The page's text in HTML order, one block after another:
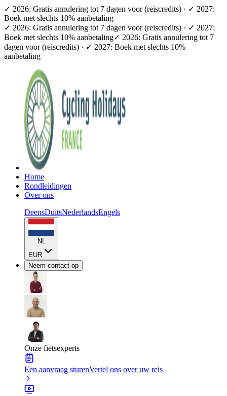
✓ 2026: Gratis annulering tot 7 dagen voor (reiscredits) · ✓ 2027:
Boek met slechts 10% aanbetaling
✓ 2026: Gratis annulering tot 7 dagen voor (reiscredits) · ✓ 2027:
Boek met slechts 10% aanbetaling✓ 2026: Gratis annulering tot 7
dagen voor (reiscredits) · ✓ 2027: Boek met slechts 10%
aanbetaling
Home
Rondleidingen
Over ons
DeensDuitsNederlandsEngels
NL
EUR
Neem contact op
Onze fietsexperts
Een aanvraag sturenVertel ons over uw reis